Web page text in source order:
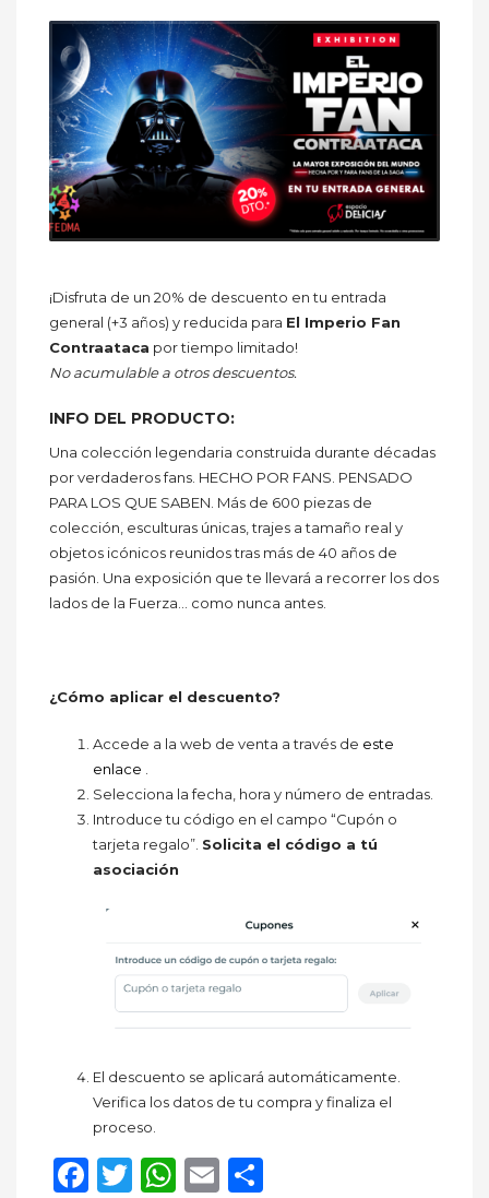
¡Disfruta de un 20% de descuento en tu entrada
general (+3 años) y reducida para El Imperio Fan
Contraataca por tiempo limitado!
No acumulable a otros descuentos.
INFO DEL PRODUCTO:
Una colección legendaria construida durante décadas
por verdaderos fans. HECHO POR FANS. PENSADO
PARA LOS QUE SABEN. Más de 600 piezas de
colección, esculturas únicas, trajes a tamaño real y
objetos icónicos reunidos tras más de 40 años de
pasión. Una exposición que te llevará a recorrer los dos
lados de la Fuerza… como nunca antes.
¿Cómo aplicar el descuento?
Accede a la web de venta a través de este
enlace .
Selecciona la fecha, hora y número de entradas.
Introduce tu código en el campo “Cupón o
tarjeta regalo”. Solicita el código a tú
asociación
El descuento se aplicará automáticamente.
Verifica los datos de tu compra y finaliza el
proceso.
Facebook
Twitter
WhatsApp
Email